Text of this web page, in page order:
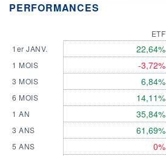
PERFORMANCES
1er JANV.
1 MOIS
3 MOIS
6 MOIS
1 AN
3 ANS
5 ANS
ETF
22,64%
-3,72%
6,84%
14,11%
35,84%
61,69%
0%